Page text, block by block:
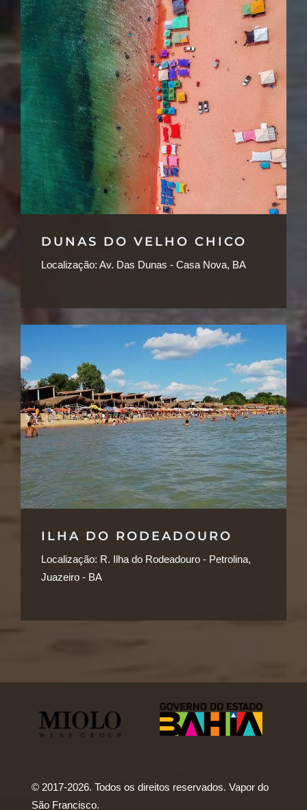
DUNAS DO VELHO CHICO
Localização: Av. Das Dunas - Casa Nova, BA
ILHA DO RODEADOURO
Localização: R. Ilha do Rodeadouro - Petrolina,
Juazeiro - BA
© 2017-2026. Todos os direitos reservados. Vapor do
São Francisco.